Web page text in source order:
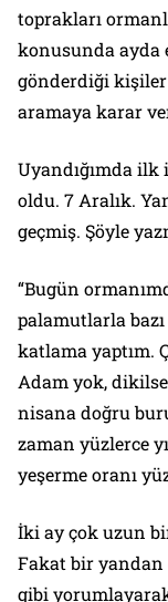
toprakları
konusunda ayda
gönderdiği kişiler
aramaya karar
Uyandığımda ilk
oldu. 7 Aralık.
geçmiş. Şöyle
“Bugün
palamutlarla
katlama yaptım.
Adam yok,
nisana doğru
zaman yüzlerce
yeşerme oranı
İki ay çok uzun
Fakat bir yandan
gibi